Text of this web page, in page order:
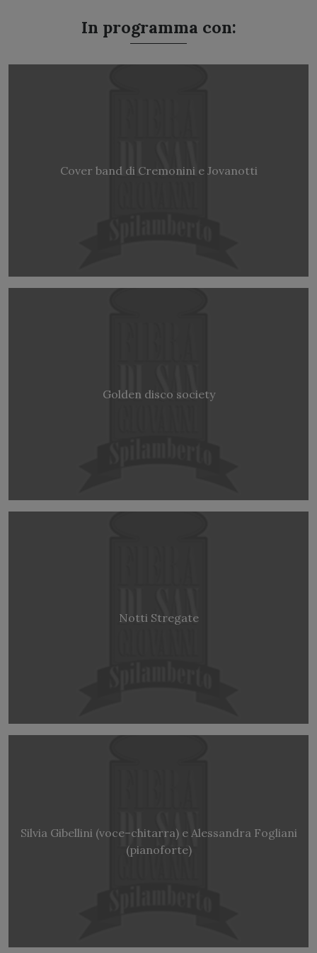
In programma con:
Cover band di Cremonini e Jovanotti
Golden disco society
Notti Stregate
Silvia Gibellini (voce–chitarra) e Alessandra Fogliani
(pianoforte)